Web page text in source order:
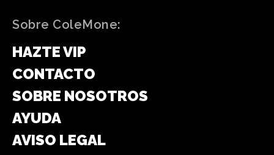
Sobre ColeMone:
HAZTE VIP
CONTACTO
SOBRE NOSOTROS
AYUDA
AVISO LEGAL